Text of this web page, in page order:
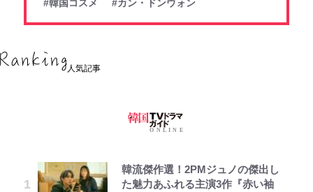
#韓国コスメ
#カン・ドンウォン
人気記事
韓流傑作選！2PMジュノの傑出し
た魅力あふれる主演3作『赤い袖